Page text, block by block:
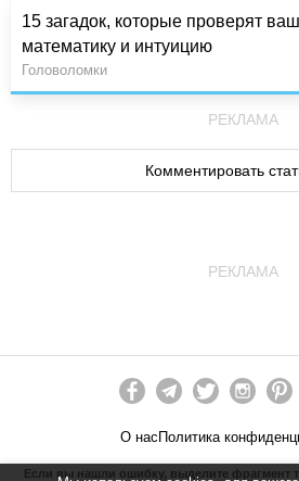
15 загадок, которые проверят
математику и интуицию
Головоломки
РЕКЛАМА
Комментировать
РЕКЛАМА
О насПолитика
Если вы нашли ошибку, выделите фрагмент